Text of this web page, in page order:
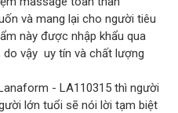
và mang lại cho người tiêu
này được nhập khẩu qua
do vậy uy tín và chất lượng
- LA110315 thì người
lớn tuổi sẽ nói lời tạm biệt